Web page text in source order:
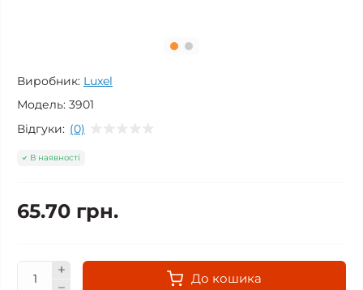
Виробник: Luxel
Модель: 3901
Відгуки: (0)
В наявності
65.70 грн.
До кошика